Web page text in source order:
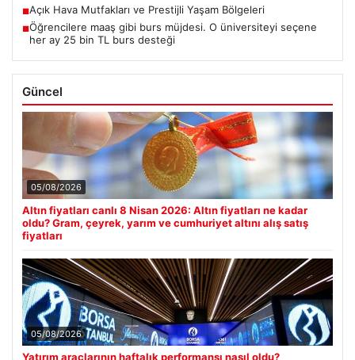
■Açık Hava Mutfakları ve Prestijli Yaşam Bölgeleri
■Öğrencilere maaş gibi burs müjdesi. O üniversiteyi seçene
her ay 25 bin TL burs desteği
Güncel
05/08/2026
Altın fiyatları canlı 8 Nisan 2026: Altın fiyatları ne kadar
oldu? Gram, çeyrek, yarım ve cumhuriyet altını alış satış
fiyatları
05/08/2026
Yatırım araçlarının haftalık performansı nasıl oldu?